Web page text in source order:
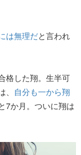
は無理だと言われ
格した翔。生半可
自分も一から翔
7か月。ついに翔は